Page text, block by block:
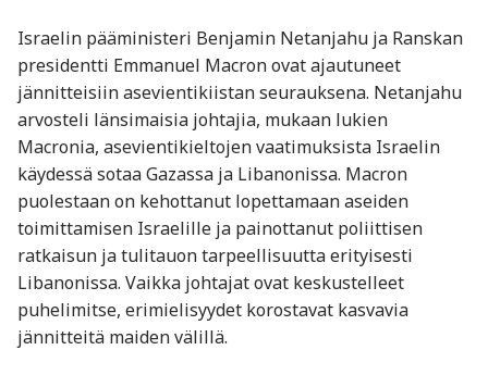
Israelin pääministeri Benjamin Netanjahu ja Ranskan
presidentti Emmanuel Macron ovat ajautuneet
jännitteisiin asevientikiistan seurauksena. Netanjahu
arvosteli länsimaisia johtajia, mukaan lukien
Macronia, asevientikieltojen vaatimuksista Israelin
käydessä sotaa Gazassa ja Libanonissa. Macron
puolestaan on kehottanut lopettamaan aseiden
toimittamisen Israelille ja painottanut poliittisen
ratkaisun ja tulitauon tarpeellisuutta erityisesti
Libanonissa. Vaikka johtajat ovat keskustelleet
puhelimitse, erimielisyydet korostavat kasvavia
jännitteitä maiden välillä.